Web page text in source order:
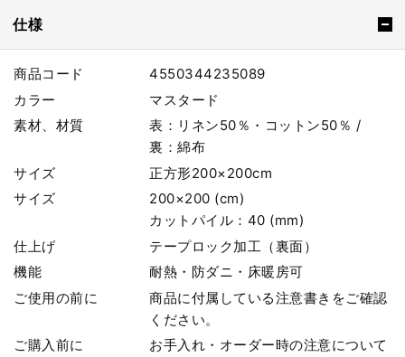
仕様
商品コード
4550344235089
カラー
マスタード
素材、材質
表：リネン50％・コットン50％ /
裏：綿布
サイズ
正方形200×200cm
サイズ
200×200 (cm)
カットパイル：40 (mm)
仕上げ
テープロック加工（裏面）
機能
耐熱・防ダニ・床暖房可
ご使用の前に
商品に付属している注意書きをご確認
ください。
ご購入前に
お手入れ・オーダー時の注意について